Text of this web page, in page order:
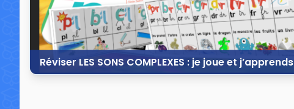
Réviser LES SONS COMPLEXES : je joue et j’apprends